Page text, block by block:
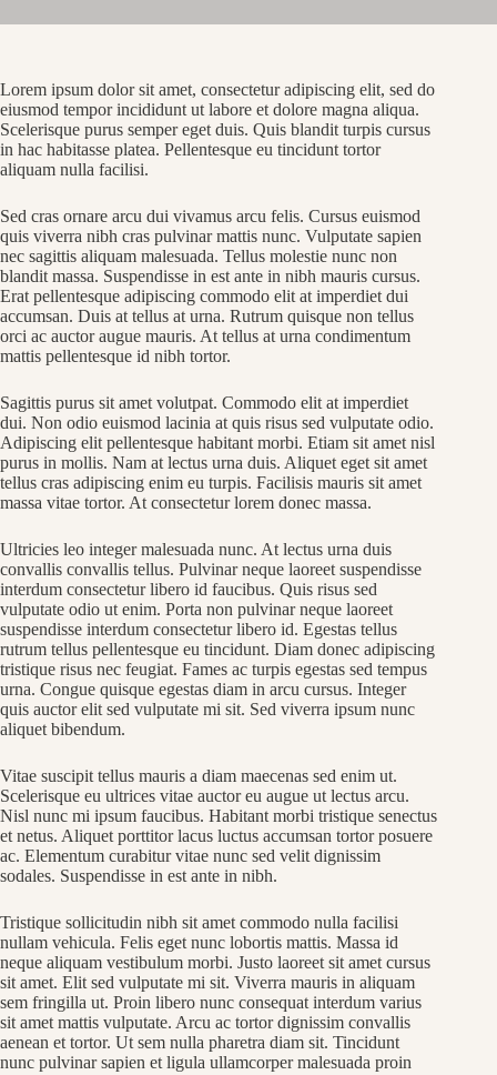
Lorem ipsum dolor sit amet, consectetur adipiscing elit, sed do
eiusmod tempor incididunt ut labore et dolore magna aliqua.
Scelerisque purus semper eget duis. Quis blandit turpis cursus
in hac habitasse platea. Pellentesque eu tincidunt tortor
aliquam nulla facilisi.
Sed cras ornare arcu dui vivamus arcu felis. Cursus euismod
quis viverra nibh cras pulvinar mattis nunc. Vulputate sapien
nec sagittis aliquam malesuada. Tellus molestie nunc non
blandit massa. Suspendisse in est ante in nibh mauris cursus.
Erat pellentesque adipiscing commodo elit at imperdiet dui
accumsan. Duis at tellus at urna. Rutrum quisque non tellus
orci ac auctor augue mauris. At tellus at urna condimentum
mattis pellentesque id nibh tortor.
Sagittis purus sit amet volutpat. Commodo elit at imperdiet
dui. Non odio euismod lacinia at quis risus sed vulputate odio.
Adipiscing elit pellentesque habitant morbi. Etiam sit amet nisl
purus in mollis. Nam at lectus urna duis. Aliquet eget sit amet
tellus cras adipiscing enim eu turpis. Facilisis mauris sit amet
massa vitae tortor. At consectetur lorem donec massa.
Ultricies leo integer malesuada nunc. At lectus urna duis
convallis convallis tellus. Pulvinar neque laoreet suspendisse
interdum consectetur libero id faucibus. Quis risus sed
vulputate odio ut enim. Porta non pulvinar neque laoreet
suspendisse interdum consectetur libero id. Egestas tellus
rutrum tellus pellentesque eu tincidunt. Diam donec adipiscing
tristique risus nec feugiat. Fames ac turpis egestas sed tempus
urna. Congue quisque egestas diam in arcu cursus. Integer
quis auctor elit sed vulputate mi sit. Sed viverra ipsum nunc
aliquet bibendum.
Vitae suscipit tellus mauris a diam maecenas sed enim ut.
Scelerisque eu ultrices vitae auctor eu augue ut lectus arcu.
Nisl nunc mi ipsum faucibus. Habitant morbi tristique senectus
et netus. Aliquet porttitor lacus luctus accumsan tortor posuere
ac. Elementum curabitur vitae nunc sed velit dignissim
sodales. Suspendisse in est ante in nibh.
Tristique sollicitudin nibh sit amet commodo nulla facilisi
nullam vehicula. Felis eget nunc lobortis mattis. Massa id
neque aliquam vestibulum morbi. Justo laoreet sit amet cursus
sit amet. Elit sed vulputate mi sit. Viverra mauris in aliquam
sem fringilla ut. Proin libero nunc consequat interdum varius
sit amet mattis vulputate. Arcu ac tortor dignissim convallis
aenean et tortor. Ut sem nulla pharetra diam sit. Tincidunt
nunc pulvinar sapien et ligula ullamcorper malesuada proin